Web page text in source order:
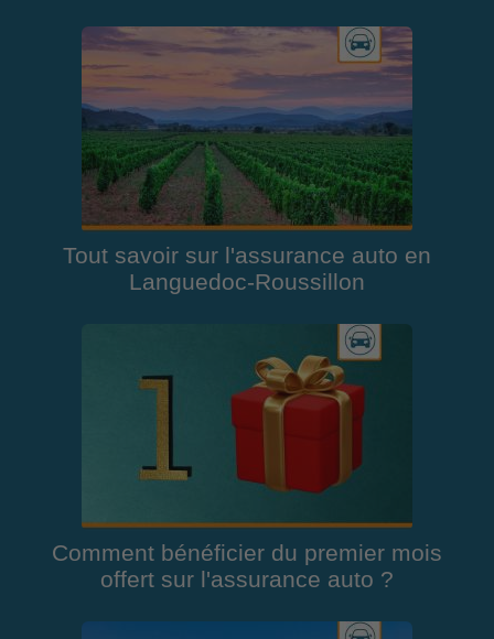
Tout savoir sur l'assurance auto en
Languedoc-Roussillon
Comment bénéficier du premier mois
offert sur l'assurance auto ?